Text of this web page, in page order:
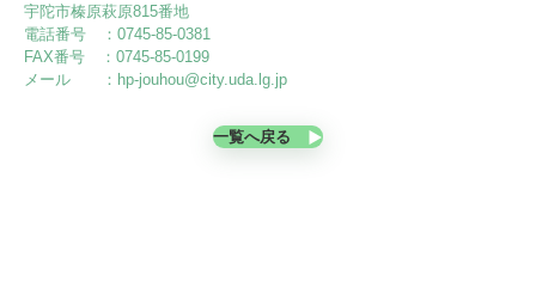
宇陀市榛原萩原815番地
電話番号 ：0745-85-0381
FAX番号 ：0745-85-0199
メール ：hp-jouhou@city.uda.lg.jp
一覧へ戻る